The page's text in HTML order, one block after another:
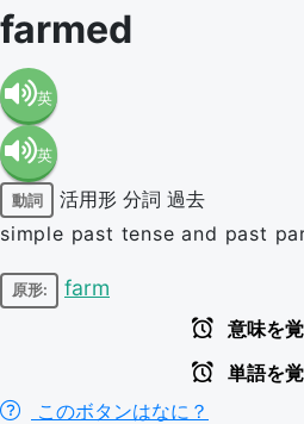
farmed
英
語（米
国）
(en-US)
英
語（イ
ギリ
(en-GB)
動詞 活用形 分詞 過去
simple past tense and past
原形: farm
意味を
単語を
このボタンはなに？